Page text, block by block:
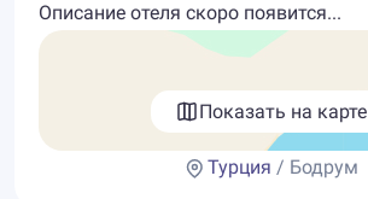
Описание отеля скоро появится...
Показать на карте
Турция / Бодрум